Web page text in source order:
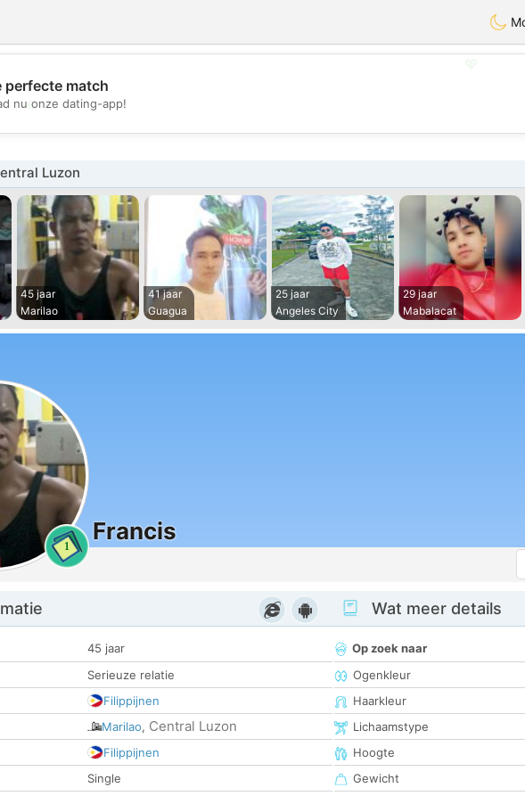
💕
perfecte match
nu onze dating-app!
Luzon
45 jaar
Marilao
41 jaar
Guagua
25 jaar
Angeles City
29 jaar
Mabalacat
1
Francis
45 jaar
Serieuze relatie
Filippijnen
Marilao, Central Luzon
Filippijnen
Single
Wat meer details
Op zoek naar
Ogenkleur
Haarkleur
Lichaamstype
Hoogte
Gewicht